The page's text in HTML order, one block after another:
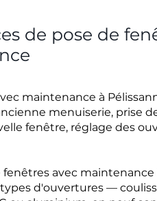
de pose de
maintenance à
menuiserie, prise
fenêtre, réglage des
avec maintenance
d'ouvertures —